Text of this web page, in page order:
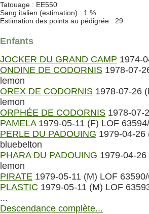
Tatouage : EE550
Sang italien (estimation) : 1 %
Estimation des points au pédigrée : 29
Enfants
JOCKER DU GRAND CAMP 1974-
ONDINE DE CODORNIS 1978-07-
lemon
OREX DE CODORNIS 1978-07-26
lemon
ORPHÉE DE CODORNIS 1978-07-
PAMELA1979-05-11 (F) LOF
PERLE DU PADOUING 1979-04-26
bluebelton
PHARA DU PADOUING 1979-04-
lemon
PIRATE 1979-05-11 (M) LOF
PLASTIC 1979-05-11 (M) LOF
...
Descendance complète...